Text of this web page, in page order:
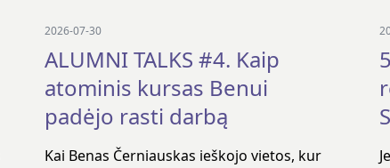
2026-07-30
ALUMNI TALKS #4. Kaip
atominis kursas Benui
padėjo rasti darbą
Kai Benas Černiauskas ieškojo vietos, kur